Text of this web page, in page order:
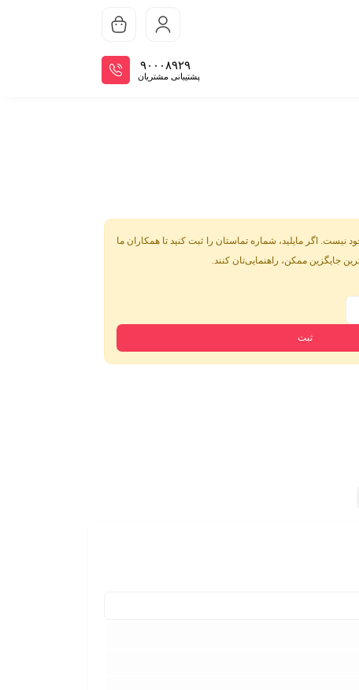
۹۰۰۰۸۹۲۹
پشتیبانی مشتریان
نیست. اگر مایلید، شماره تماستان را ثبت کنید تا همکاران ما
جایگزین ممکن، راهنمایی‌تان کنند.